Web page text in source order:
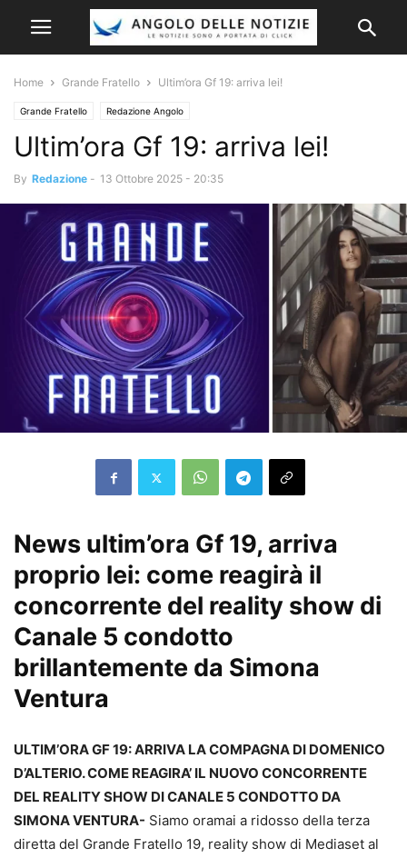
Home Grande Fratello Ultim’ora Gf 19: arriva lei!
Grande Fratello Redazione Angolo
Ultim’ora Gf 19: arriva lei!
By Redazione - 13 Ottobre 2025 - 20:35
News ultim’ora Gf 19, arriva
proprio lei: come reagirà il
concorrente del reality show di
Canale 5 condotto
brillantemente da Simona
Ventura
ULTIM’ORA GF 19: ARRIVA LA COMPAGNA DI DOMENICO
D’ALTERIO. COME REAGIRA’ IL NUOVO CONCORRENTE
DEL REALITY SHOW DI CANALE 5 CONDOTTO DA
SIMONA VENTURA- Siamo oramai a ridosso della terza
diretta del Grande Fratello 19, reality show di Mediaset al